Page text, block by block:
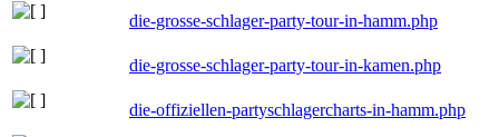
die-grosse-schlager-party-tour-in-hamm.php
die-grosse-schlager-party-tour-in-kamen.php
die-offiziellen-partyschlagercharts-in-hamm.php